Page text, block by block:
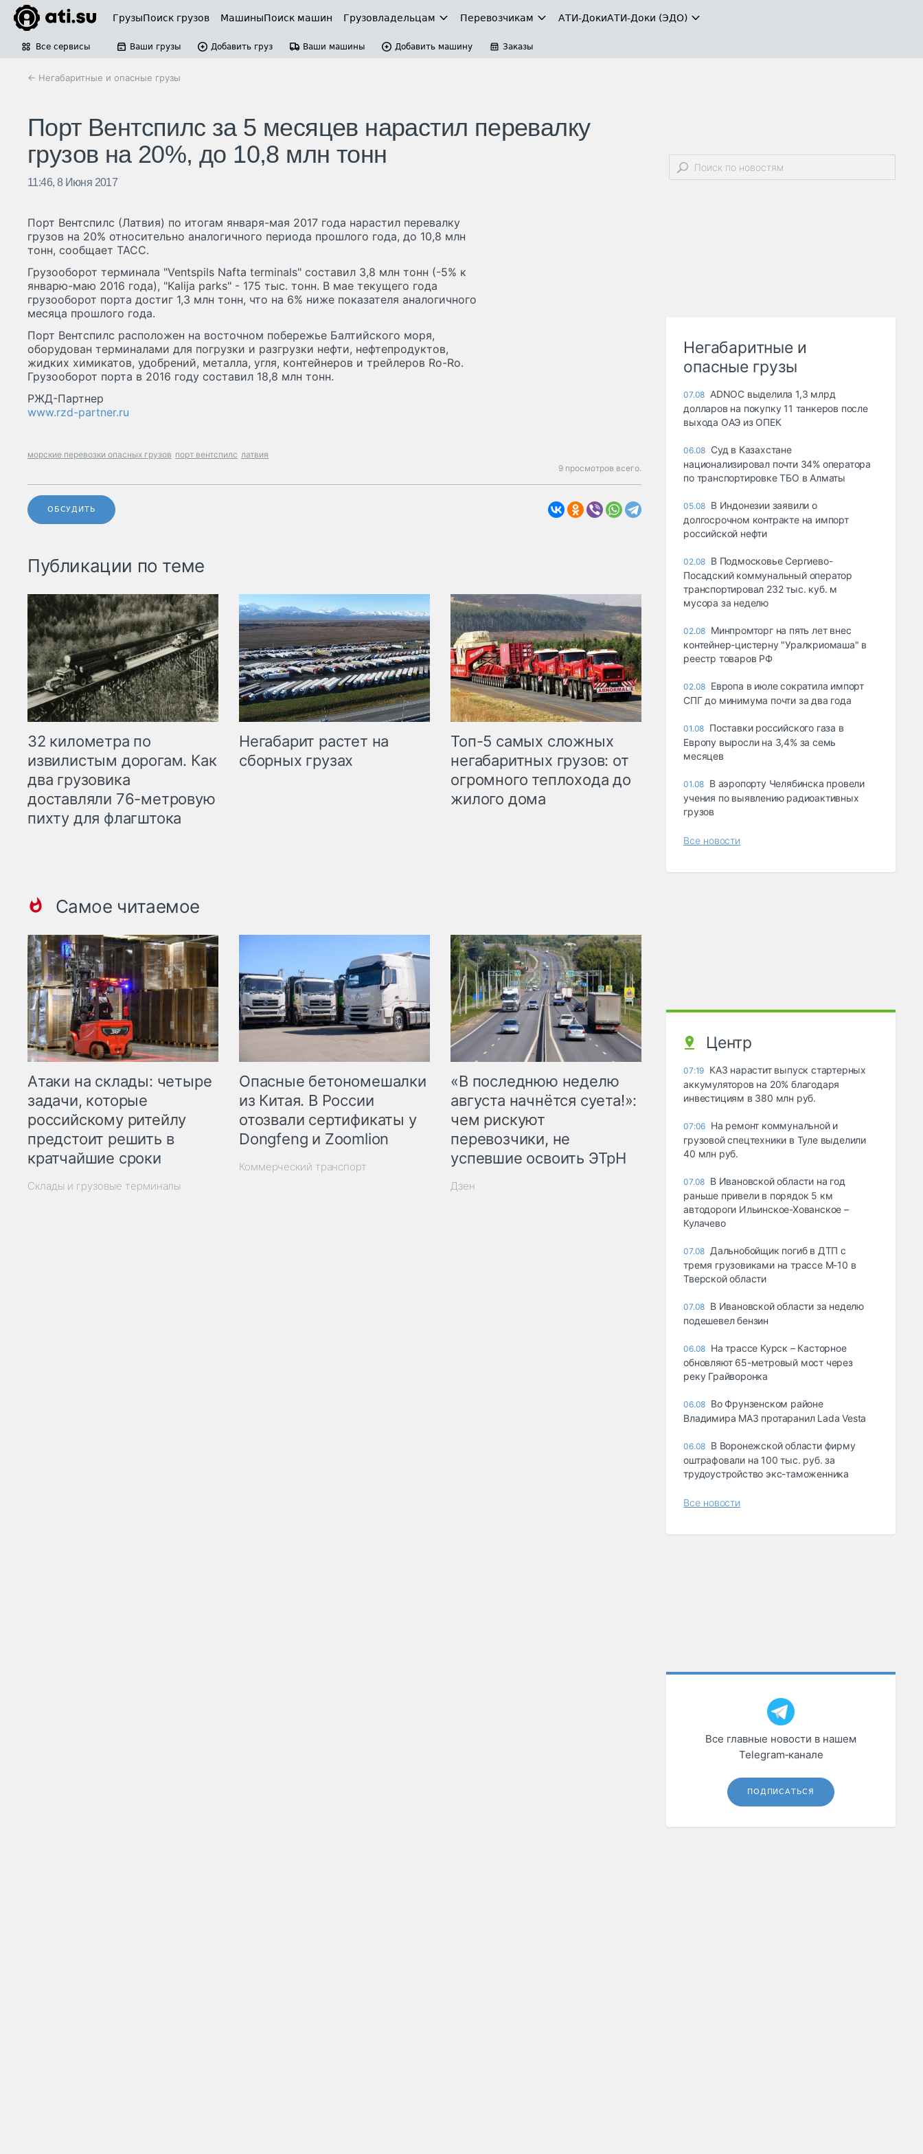
ГрузыПоиск грузов МашиныПоиск машин Грузовладельцам Перевозчикам АТИ-ДокиАТИ-Доки (ЭДО)
Все сервисы Ваши грузы Добавить груз Ваши машины Добавить машину Заказы
← Негабаритные и опасные грузы
Порт Вентспилс за 5 месяцев нарастил перевалку
грузов на 20%, до 10,8 млн тонн
11:46, 8 Июня 2017
Порт Вентспилс (Латвия) по итогам января-мая 2017 года нарастил перевалку
грузов на 20% относительно аналогичного периода прошлого года, до 10,8 млн
тонн, сообщает ТАСС.
Грузооборот терминала "Ventspils Nafta terminals" составил 3,8 млн тонн (-5% к
январю-маю 2016 года), "Kalija parks" - 175 тыс. тонн. В мае текущего года
грузооборот порта достиг 1,3 млн тонн, что на 6% ниже показателя аналогичного
месяца прошлого года.
Порт Вентспилс расположен на восточном побережье Балтийского моря,
оборудован терминалами для погрузки и разгрузки нефти, нефтепродуктов,
жидких химикатов, удобрений, металла, угля, контейнеров и трейлеров Ro-Ro.
Грузооборот порта в 2016 году составил 18,8 млн тонн.
РЖД-Партнер
www.rzd-partner.ru
морские перевозки опасных грузов порт вентспилс латвия
9 просмотров всего.
ОБСУДИТЬ
Публикации по теме
32 километра по
извилистым дорогам. Как
два грузовика
доставляли 76-метровую
пихту для флагштока
Негабарит растет на
сборных грузах
Топ-5 самых сложных
негабаритных грузов: от
огромного теплохода до
жилого дома
Самое читаемое
Атаки на склады: четыре
задачи, которые
российскому ритейлу
предстоит решить в
кратчайшие сроки
Склады и грузовые терминалы
Опасные бетономешалки
из Китая. В России
отозвали сертификаты у
Dongfeng и Zoomlion
Коммерческий транспорт
«В последнюю неделю
августа начнётся суета!»:
чем рискуют
перевозчики, не
успевшие освоить ЭТрН
Дзен
Негабаритные и
опасные грузы
07.08 ADNOC выделила 1,3 млрд
долларов на покупку 11 танкеров после
выхода ОАЭ из ОПЕК
06.08 Суд в Казахстане
национализировал почти 34% оператора
по транспортировке ТБО в Алматы
05.08 В Индонезии заявили о
долгосрочном контракте на импорт
российской нефти
02.08 В Подмосковье Сергиево-
Посадский коммунальный оператор
транспортировал 232 тыс. куб. м
мусора за неделю
02.08 Минпромторг на пять лет внес
контейнер-цистерну "Уралкриомаша" в
реестр товаров РФ
02.08 Европа в июле сократила импорт
СПГ до минимума почти за два года
01.08 Поставки российского газа в
Европу выросли на 3,4% за семь
месяцев
01.08 В аэропорту Челябинска провели
учения по выявлению радиоактивных
грузов
Все новости
Центр
07:19 КАЗ нарастит выпуск стартерных
аккумуляторов на 20% благодаря
инвестициям в 380 млн руб.
07:06 На ремонт коммунальной и
грузовой спецтехники в Туле выделили
40 млн руб.
07.08 В Ивановской области на год
раньше привели в порядок 5 км
автодороги Ильинское-Хованское –
Кулачево
07.08 Дальнобойщик погиб в ДТП с
тремя грузовиками на трассе М-10 в
Тверской области
07.08 В Ивановской области за неделю
подешевел бензин
06.08 На трассе Курск – Касторное
обновляют 65-метровый мост через
реку Грайворонка
06.08 Во Фрунзенском районе
Владимира МАЗ протаранил Lada Vesta
06.08 В Воронежской области фирму
оштрафовали на 100 тыс. руб. за
трудоустройство экс-таможенника
Все новости
Все главные новости в нашем
Telegram‑канале
ПОДПИСАТЬСЯ